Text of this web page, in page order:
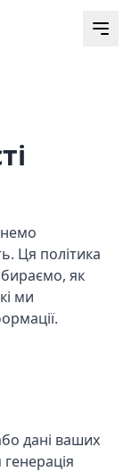
Ця політика
як
ми
дані ваших